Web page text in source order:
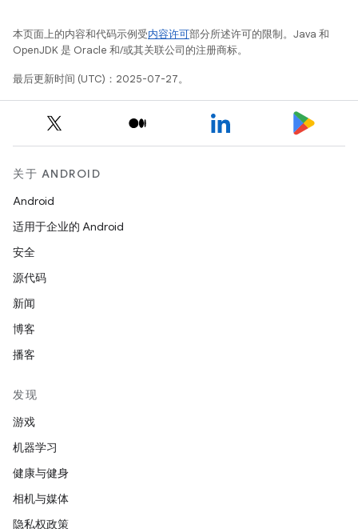
本页面上的内容和代码示例受内容许可部分所述许可的限制。Java 和
OpenJDK 是 Oracle 和/或其关联公司的注册商标。
最后更新时间 (UTC)：2025-07-27。
关于 ANDROID
Android
适用于企业的 Android
安全
源代码
新闻
博客
播客
发现
游戏
机器学习
健康与健身
相机与媒体
隐私权政策